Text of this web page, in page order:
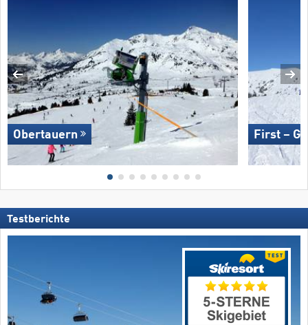
Obertauern First –
Testberichte